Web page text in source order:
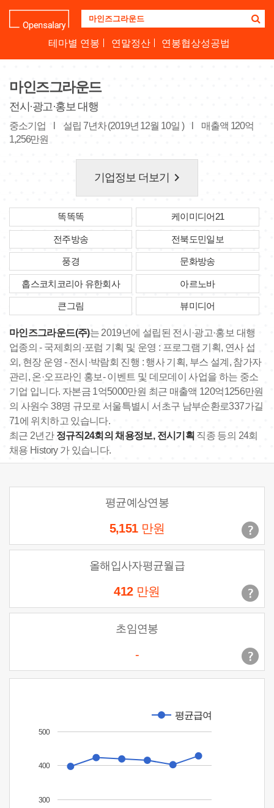
업
명
하
세
요
테마별 연봉 연말정산 연봉협상성공법
마인즈그라운드
전시·광고·홍보 대행
중소기업 설립 7년차 (2019년 12월 10일 )
매출액 120억
1,256만원
기업정보 더보기 keyboard_arrow_right
똑똑똑 케이미디어21
전주방송 전북도민일보
풍경 문화방송
홉스코치코리아 유한회사 아르노바
큰그림 뷰미디어
마인즈그라운드(주)는 2019년에 설립된 전시·광고·홍보 대행
업종의 - 국제회의·포럼 기획 및 운영 : 프로그램 기획, 연사 섭
외, 현장 운영 - 전시·박람회 진행 : 행사 기획, 부스 설계, 참가자
관리, 온·오프라인 홍보- 이벤트 및 데모데이 사업을 하는 중소
기업 입니다. 자본금 1억5000만원 최근 매출액 120억1256만원
의 사원수 38명 규모로 서울특별시 서초구 남부순환로337가길
71에 위치하고 있습니다.
최근 2년간 정규직24회의 채용정보, 전시기획 직종 등의 24회
채용 History 가 있습니다.
평균예상연봉
5,151 만원
올해입사자평균월급
412 만원
초임연봉
-
평균급여
300
400
500